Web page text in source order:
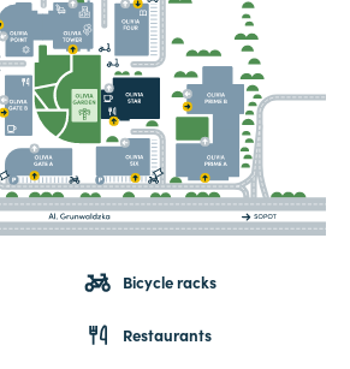
Bicycle racks
Restaurants